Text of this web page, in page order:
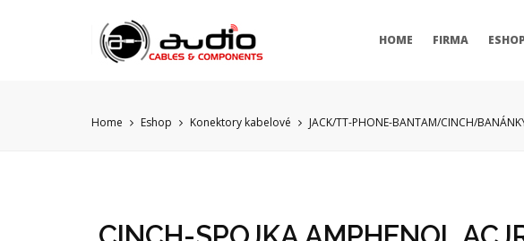
HOME FIRMA
Home Eshop Konektory kabelové JACK/TT-PHONE-BANTAM/CINCH/